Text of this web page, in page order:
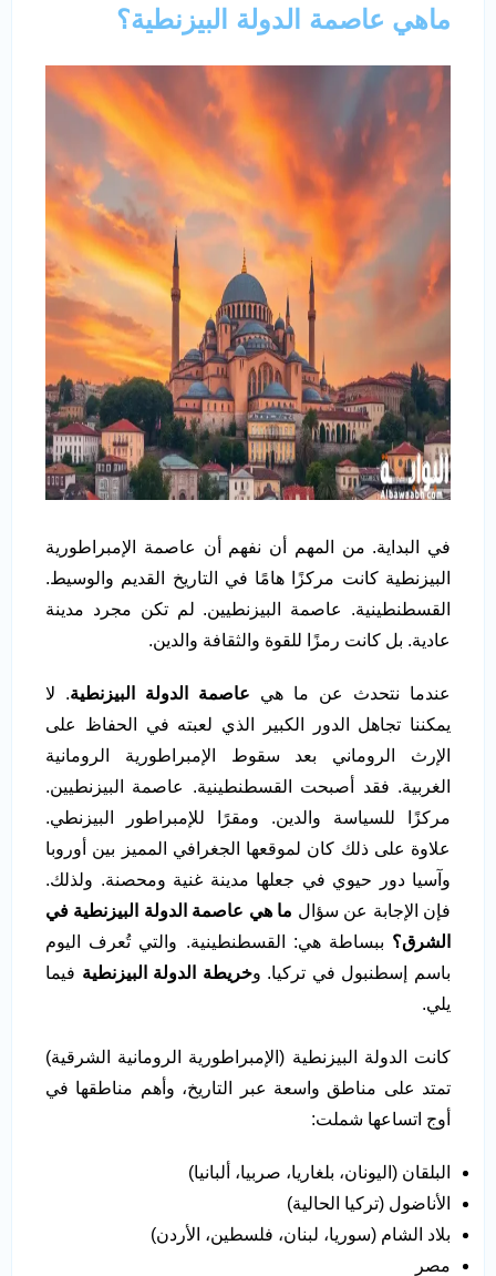
ماهي عاصمة الدولة البيزنطية؟
في البداية. من المهم أن نفهم أن عاصمة الإمبراطورية
البيزنطية كانت مركزًا هامًا في التاريخ القديم والوسيط.
القسطنطينية. عاصمة البيزنطيين. لم تكن مجرد مدينة
عادية. بل كانت رمزًا للقوة والثقافة والدين.
عندما نتحدث عن ما هي عاصمة الدولة البيزنطية. لا
يمكننا تجاهل الدور الكبير الذي لعبته في الحفاظ على
الإرث الروماني بعد سقوط الإمبراطورية الرومانية
الغربية. فقد أصبحت القسطنطينية. عاصمة البيزنطيين.
مركزًا للسياسة والدين. ومقرًا للإمبراطور البيزنطي.
علاوة على ذلك كان لموقعها الجغرافي المميز بين أوروبا
وآسيا دور حيوي في جعلها مدينة غنية ومحصنة. ولذلك.
فإن الإجابة عن سؤال ما هي عاصمة الدولة البيزنطية في
الشرق؟ ببساطة هي: القسطنطينية. والتي تُعرف اليوم
باسم إسطنبول في تركيا. وخريطة الدولة البيزنطية فيما
يلي.
كانت الدولة البيزنطية (الإمبراطورية الرومانية الشرقية)
تمتد على مناطق واسعة عبر التاريخ، وأهم مناطقها في
أوج اتساعها شملت:
البلقان (اليونان، بلغاريا، صربيا، ألبانيا)
الأناضول (تركيا الحالية)
بلاد الشام (سوريا، لبنان، فلسطين، الأردن)
مصر